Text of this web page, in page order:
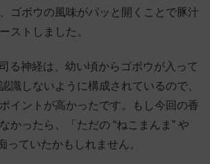
ゴボウの風味がパッと開くことで豚汁
ストしました。
る神経は、幼い頃からゴボウが入って
識しないように構成されているので、
イントが高かったです。もし今回の香
かったら、「ただの “ねこまんま” や
っていたかもしれません。